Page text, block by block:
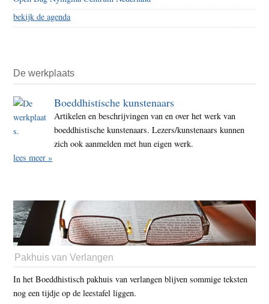
bekijk de agenda
De werkplaats
Boeddhistische kunstenaars
Artikelen en beschrijvingen van en over het werk van
boeddhistische kunstenaars. Lezers/kunstenaars kunnen
zich ook aanmelden met hun eigen werk.
lees meer »
Pakhuis van Verlangen
In het Boeddhistisch pakhuis van verlangen blijven sommige teksten
nog een tijdje op de leestafel liggen.